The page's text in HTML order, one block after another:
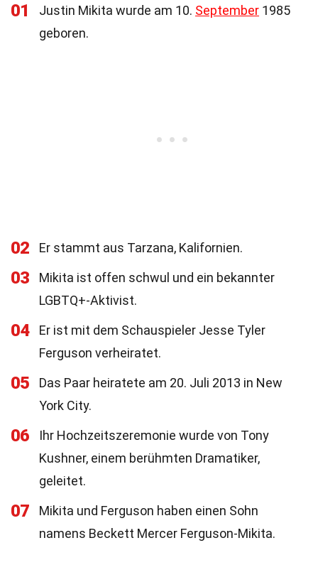
01 Justin Mikita wurde am 10. September 1985
geboren.
02 Er stammt aus Tarzana, Kalifornien.
03
Mikita ist offen schwul und ein bekannter
LGBTQ+-Aktivist.
04
Er ist mit dem Schauspieler Jesse Tyler
Ferguson verheiratet.
05
Das Paar heiratete am 20. Juli 2013 in New
York City.
06
Ihr Hochzeitszeremonie wurde von Tony
Kushner, einem berühmten Dramatiker,
geleitet.
07
Mikita und Ferguson haben einen Sohn
namens Beckett Mercer Ferguson-Mikita.